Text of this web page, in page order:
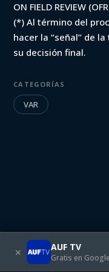
ON FIELD REVIEW
(*) Al término del
hacer la “señal” de
su decisión final.
CATEGORÍAS
VAR
Descargate las aplicaciones móviles:
✕ AUF TV
Gratis en